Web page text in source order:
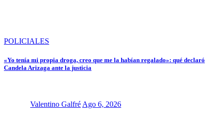
POLICIALES
«Yo tenía mi propia droga, creo que me la habían regalado»: qué declaró
Candela Arizaga ante la justicia
Valentino Galfré Ago 6, 2026